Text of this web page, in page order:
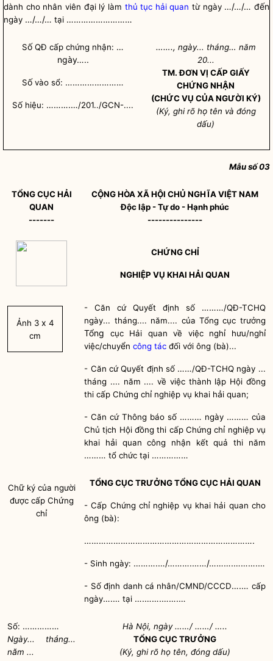
dành cho nhân viên đại lý làm thủ tục hải quan từ ngày …/…/… đến
ngày …/…/… tại ………………………
Số QĐ cấp chứng nhận: …
ngày…..
Số vào sổ: ……………………
Số hiệu: ……….…/201../GCN-....
……., ngày... tháng… năm
20...
TM. ĐƠN VỊ CẤP GIẤY
CHỨNG NHẬN
(CHỨC VỤ CỦA NGƯỜI KÝ)
(Ký, ghi rõ họtên và đóng
dấu)
Mẫu số 03
TỔNG CỤCHẢI
QUAN
-------
CỘNG HÒA XÃ HỘI CHỦ NGHĨA VIỆT NAM
Độc lập - Tự do - Hạnh phúc
---------------
CHỨNG CHỈ
NGHIỆP VỤ KHAI HẢI QUAN
Ảnh 3 x 4
cm
- Căn cứ Quyết định số ………/QĐ-TCHQ
ngày... tháng.... năm.... của Tổng cục trưởng
Tổng cục Hải quan về việc nghỉhưu/nghỉ
việc/chuyểncông tác đối với ông (bà)...
- Căn cứ Quyết định số ……/QĐ-TCHQ ngày ...
tháng .... năm .... về việc thành lập Hội đồng
thi cấp Chứng chỉnghiệp vụ khai hải quan;
- Căn cứ Thông báo số……… ngày……… của
Chủ tịch Hội đồng thi cấp Chứng chỉnghiệp vụ
khai hải quan công nhận kết quả thi năm
……… tổ chức tại ……………
Chữký của người
được cấp Chứng
chỉ
TỔNG CỤC TRƯỞNG TỔNG CỤCHẢI QUAN
- Cấp Chứng chỉ nghiệp vụ khai hải quan cho
ông (bà):
…………………………………………………………….
- Sinh ngày: ……….…/……….……/……….……….…
- Số định danh cá nhân/CMND/CCCD….… cấp
ngày….… tại ….…….…….…
Số: ……………
Ngày... tháng...
năm ...
Hà Nội, ngày……/……/…..
TỔNG CỤC TRƯỞNG
(Ký, ghi rõ họ tên, đóng dấu)